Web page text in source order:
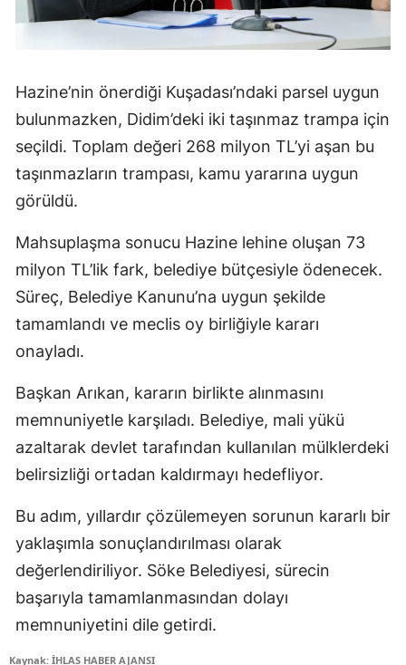
Hazine’nin önerdiği Kuşadası’ndaki parsel uygun
bulunmazken, Didim’deki iki taşınmaz trampa için
seçildi. Toplam değeri 268 milyon TL’yi aşan bu
taşınmazların trampası, kamu yararına uygun
görüldü.
Mahsuplaşma sonucu Hazine lehine oluşan 73
milyon TL’lik fark, belediye bütçesiyle ödenecek.
Süreç, Belediye Kanunu’na uygun şekilde
tamamlandı ve meclis oy birliğiyle kararı
onayladı.
Başkan Arıkan, kararın birlikte alınmasını
memnuniyetle karşıladı. Belediye, mali yükü
azaltarak devlet tarafından kullanılan mülklerdeki
belirsizliği ortadan kaldırmayı hedefliyor.
Bu adım, yıllardır çözülemeyen sorunun kararlı bir
yaklaşımla sonuçlandırılması olarak
değerlendiriliyor. Söke Belediyesi, sürecin
başarıyla tamamlanmasından dolayı
memnuniyetini dile getirdi.
Kaynak: İHLAS HABER AJANSI